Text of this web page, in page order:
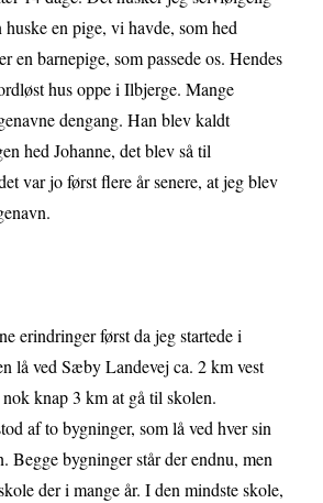
en pige, vi havde, som hed
en barnepige, som passede os. Hendes
hus oppe i Ilbjerge. Mange
dengang. Han blev kaldt
hed Johanne, det blev så til
var jo først flere år senere, at jeg blev
erindringer først da jeg startede i
lå ved Sæby Landevej ca. 2 km vest
knap 3 km at gå til skolen.
af to bygninger, som lå ved hver sin
Begge bygninger står der endnu, men
der i mange år. I den mindste skole,